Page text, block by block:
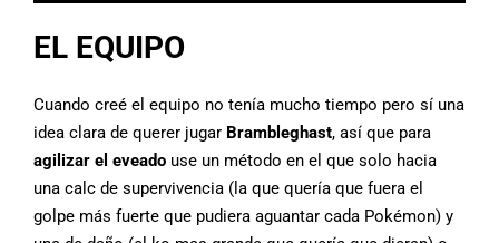
EL EQUIPO
Cuando creé el equipo no tenía mucho tiempo pero sí una
idea clara de querer jugar Brambleghast, así que para
agilizar el eveado use un método en el que solo hacia
una calc de supervivencia (la que quería que fuera el
golpe más fuerte que pudiera aguantar cada Pokémon) y